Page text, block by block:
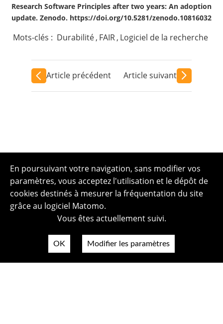
Research Software Principles after two years: An adoption
update. Zenodo. https://doi.org/10.5281/zenodo.10816032
Mots-clés : Durabilité, FAIR, Logiciel de la recherche
Article précédent Article suivant
En poursuivant votre navigation, sans modifier vos
paramètres, vous acceptez l'utilisation et le dépôt de
cookies destinés à mesurer la fréquentation du site
grâce au logiciel Matomo.
Vous êtes actuellement suivi.
OK Modifier les paramètres